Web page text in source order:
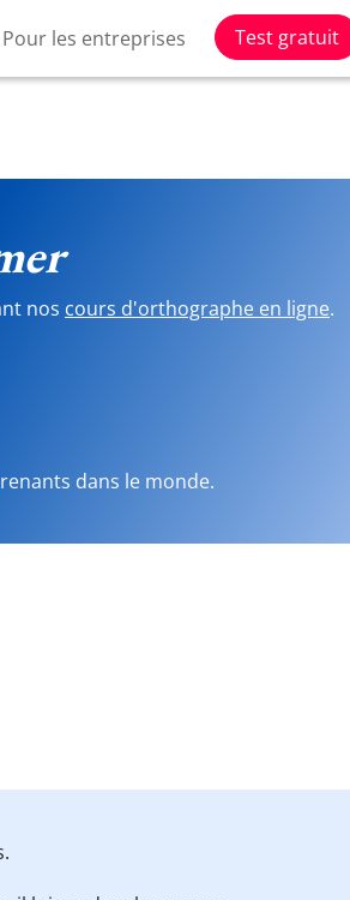
Pour les entreprises Test gratuit
nos cours d'orthographe en ligne.
dans le monde.